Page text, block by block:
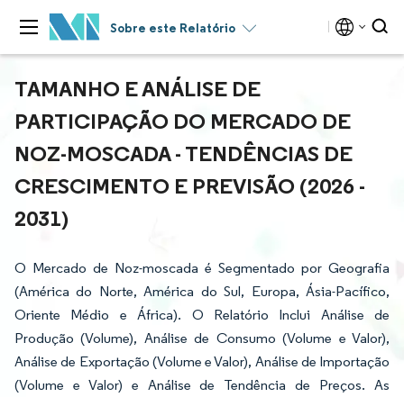
Sobre este Relatório
TAMANHO E ANÁLISE DE
PARTICIPAÇÃO DO MERCADO DE
NOZ-MOSCADA - TENDÊNCIAS DE
CRESCIMENTO E PREVISÃO (2026 -
2031)
O Mercado de Noz-moscada é Segmentado por Geografia
(América do Norte, América do Sul, Europa, Ásia-Pacífico,
Oriente Médio e África). O Relatório Inclui Análise de
Produção (Volume), Análise de Consumo (Volume e Valor),
Análise de Exportação (Volume e Valor), Análise de Importação
(Volume e Valor) e Análise de Tendência de Preços. As